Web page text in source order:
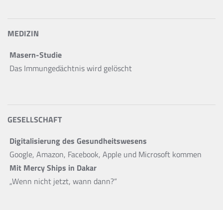
MEDIZIN
Masern-Studie
Das Immungedächtnis wird gelöscht
GESELLSCHAFT
Digitalisierung des Gesundheitswesens
Google, Amazon, Facebook, Apple und Microsoft kommen
Mit Mercy Ships in Dakar
„Wenn nicht jetzt, wann dann?“